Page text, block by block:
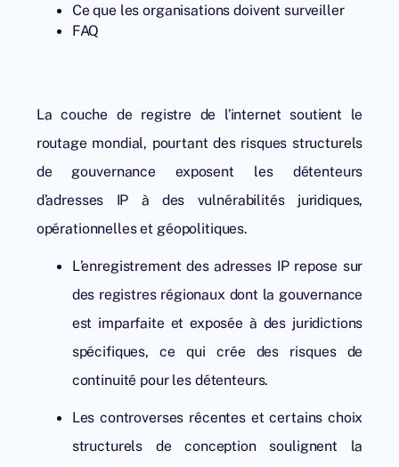
Ce que les organisations doivent surveiller
FAQ
La couche de registre de l’internet soutient le
routage mondial, pourtant des risques structurels
de gouvernance exposent les détenteurs
d’adresses IP à des vulnérabilités juridiques,
opérationnelles et géopolitiques.
L’enregistrement des adresses IP repose sur
des registres régionaux dont la gouvernance
est imparfaite et exposée à des juridictions
spécifiques, ce qui crée des risques de
continuité pour les détenteurs.
Les controverses récentes et certains choix
structurels de conception soulignent la